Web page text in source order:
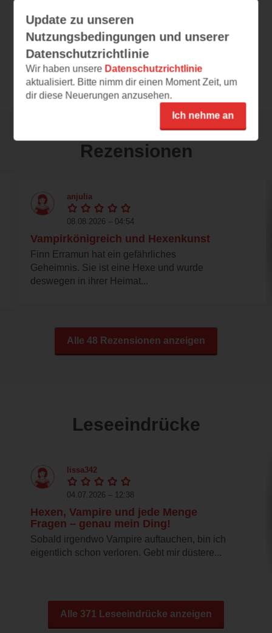
Preis DE12,99 €
Format ePub
Rezensionen
anjulia
08.08.2026 – 04:54
Vampirkönigreich und Hexenkunst
Finn Erramun hat ein gefährliches
Geheimnis. Sie ist eine Hexe und wurde
deswegen in ihrer Heimat...
Alle 48 Rezensionen anzeigen
Leseeindrücke
lissa342
04.07.2026 – 12:38
Hexen, Vampire und jede Menge
Fragen – genau mein Ding!
Sobald irgendwo Vampire auftauchen, bin ich
eigentlich schon verloren. Gebt mir düstere...
Alle 371 Leseeindrücke anzeigen
Update zu unseren
Nutzungsbedingungen und unserer
Datenschutzrichtlinie
Wir haben unsere Datenschutzrichtlinie
aktualisiert. Bitte nimm dir einen Moment Zeit, um
dir diese Neuerungen anzusehen.
Ich nehme an